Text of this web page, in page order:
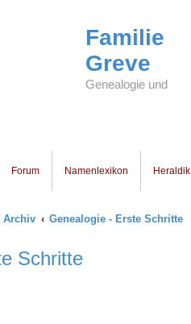
Familie
Greve
Genealogie und
Forum Namenlexikon Heraldik
Archiv Genealogie - Erste Schritte
Schritte